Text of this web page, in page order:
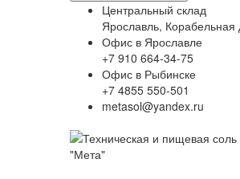
Центральный склад
Ярославль,
Офис в Ярославле
+7 910 664-34-75
Офис в Рыбинске
+7 4855 550-501
metasol@yandex.ru